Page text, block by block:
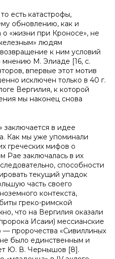
есть катастрофы,
обновлению, как и
«жизни при Кроносе», не
людям
к ним условий
М. Элиаде [16, с.
впервые этот мотив
исключен только в 40 г.
Вергилия, к которой
мы наконец снова
заключается в идее
Как мы уже упоминали
греческих мифов о
Рае заключалась в их
способности
текущий упадок
часть своего
контекста,
греко-римской
что на Вергилия оказали
Исаии) мессианские
— пророчества «Сивиллиных
было единственным и
Ю. В. Чернышов [8].